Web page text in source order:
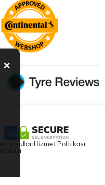
KoşullarıHizmet Politikası
×